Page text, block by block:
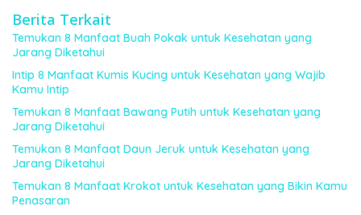
Berita Terkait
Temukan 8 Manfaat Buah Pokak untuk Kesehatan yang
Jarang Diketahui
Intip 8 Manfaat Kumis Kucing untuk Kesehatan yang Wajib
Kamu Intip
Temukan 8 Manfaat Bawang Putih untuk Kesehatan yang
Jarang Diketahui
Temukan 8 Manfaat Daun Jeruk untuk Kesehatan yang
Jarang Diketahui
Temukan 8 Manfaat Krokot untuk Kesehatan yang Bikin Kamu
Penasaran